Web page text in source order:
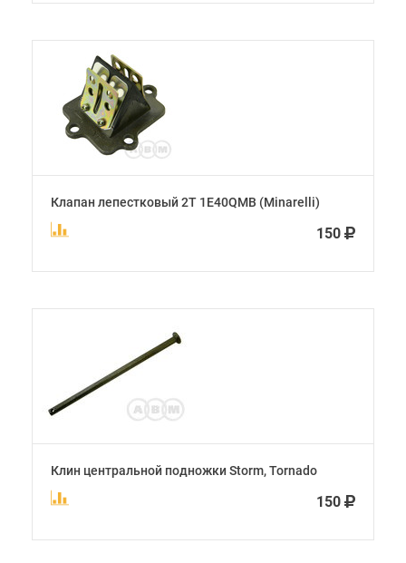
Клапан лепестковый 2Т 1E40QMB (Minarelli)
150
Клин центральной подножки Storm, Tornado
150